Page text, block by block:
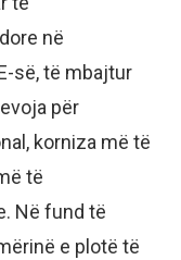
në
së, të mbajtur
për
korniza më të
të
Në fund të
e plotë të